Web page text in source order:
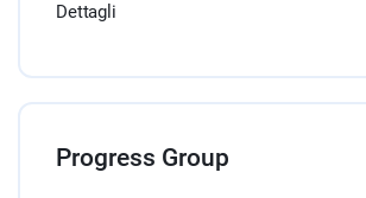
Dettagli
Progress Group